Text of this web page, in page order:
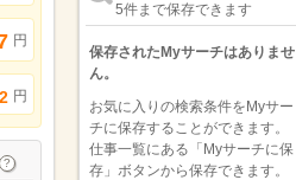
円
円
5件まで保存できます
保存されたMyサーチはありませ
ん。
お気に入りの検索条件をMyサー
チに保存することができます。
仕事一覧にある「Myサーチに保
存」ボタンから保存できます。